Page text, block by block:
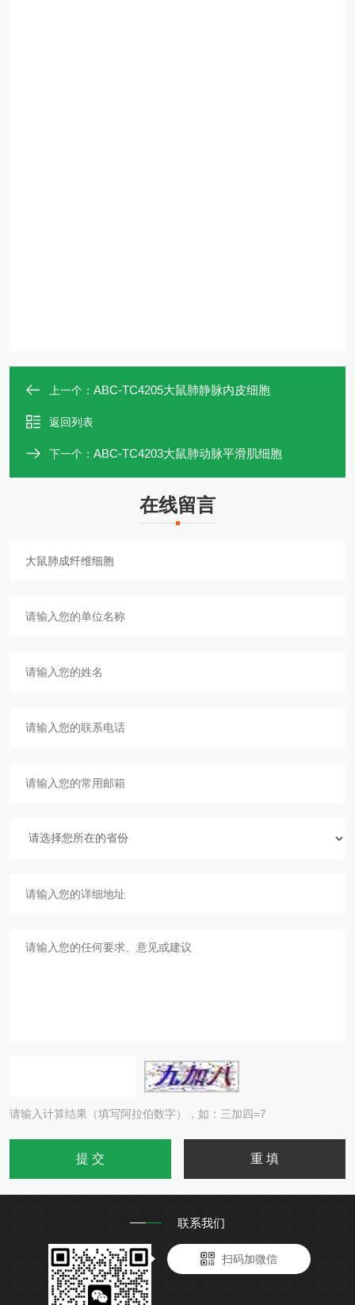
上一个： ABC-TC4205大鼠肺静脉内皮细胞
返回列表
下一个： ABC-TC4203大鼠肺动脉平滑肌细胞
在线留言
请输入计算结果（填写阿拉伯数字），如：三加四=7
联系我们
扫码加微信